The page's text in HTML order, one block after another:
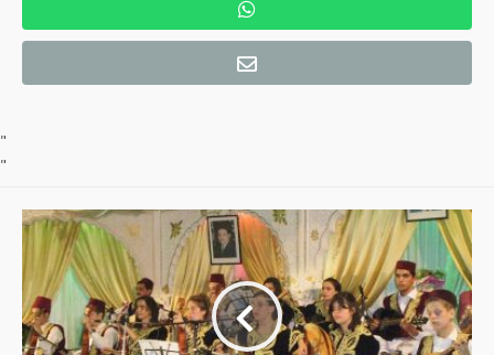
"
"